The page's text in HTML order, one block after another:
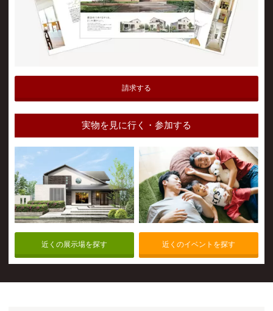
請求する
実物を見に行く・参加する
近くの展示場を探す 近くのイベントを探す